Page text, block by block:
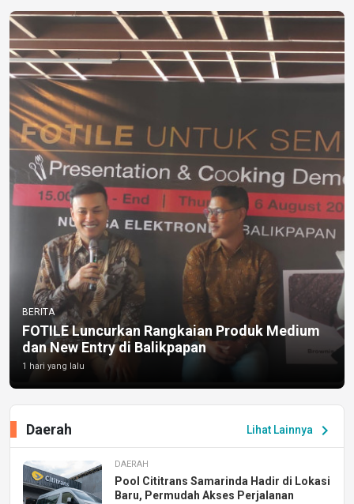
BERITA
FOTILE Luncurkan Rangkaian Produk Medium
dan New Entry di Balikpapan
1 hari yang lalu
Lihat Lainnya chevron_right
Daerah
DAERAH
Pool Cititrans Samarinda Hadir di Lokasi
Baru, Permudah Akses Perjalanan